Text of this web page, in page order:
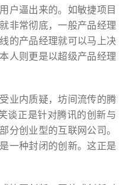
户逼出来的。如敏捷项目
非常彻底，一般产品经理
的产品经理就可以马上决
人则更是以超级产品经理
业内质疑，坊间流传的腾
谈正是针对腾讯的创新与
分创业型的互联网公司。
一种封闭的创新。这正是